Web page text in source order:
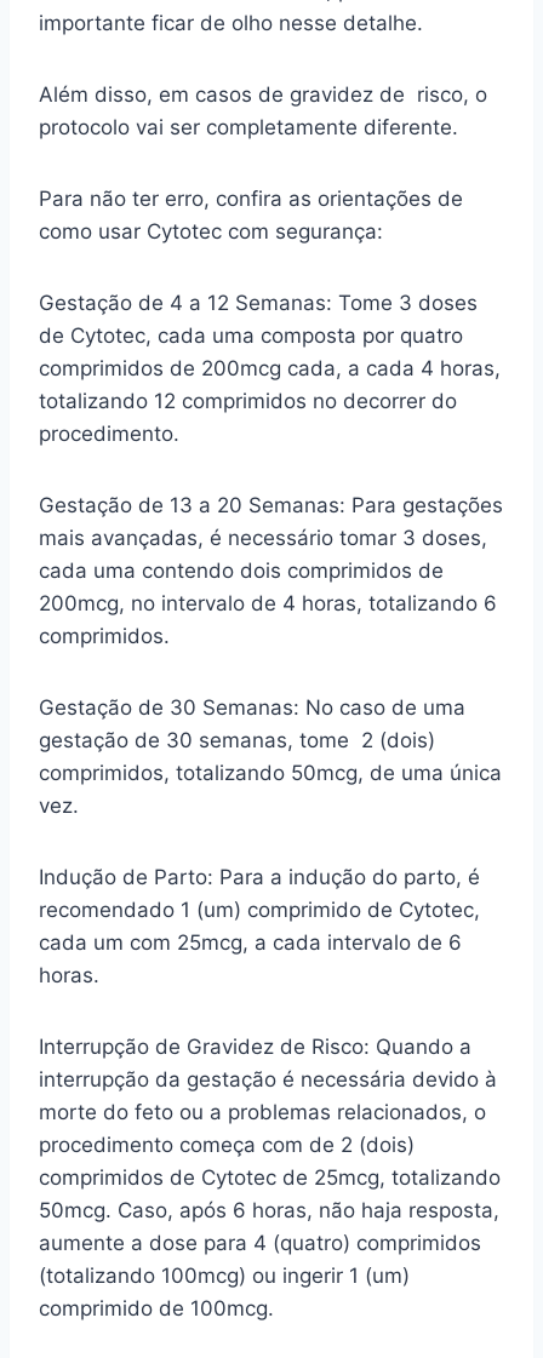
importante ficar de olho nesse detalhe.
Além disso, em casos de gravidez de risco, o
protocolo vai ser completamente diferente.
Para não ter erro, confira as orientações de
como usar Cytotec com segurança:
Gestação de 4 a 12 Semanas: Tome 3 doses
de Cytotec, cada uma composta por quatro
comprimidos de 200mcg cada, a cada 4 horas,
totalizando 12 comprimidos no decorrer do
procedimento.
Gestação de 13 a 20 Semanas: Para gestações
mais avançadas, é necessário tomar 3 doses,
cada uma contendo dois comprimidos de
200mcg, no intervalo de 4 horas, totalizando 6
comprimidos.
Gestação de 30 Semanas: No caso de uma
gestação de 30 semanas, tome 2 (dois)
comprimidos, totalizando 50mcg, de uma única
vez.
Indução de Parto: Para a indução do parto, é
recomendado 1 (um) comprimido de Cytotec,
cada um com 25mcg, a cada intervalo de 6
horas.
Interrupção de Gravidez de Risco: Quando a
interrupção da gestação é necessária devido à
morte do feto ou a problemas relacionados, o
procedimento começa com de 2 (dois)
comprimidos de Cytotec de 25mcg, totalizando
50mcg. Caso, após 6 horas, não haja resposta,
aumente a dose para 4 (quatro) comprimidos
(totalizando 100mcg) ou ingerir 1 (um)
comprimido de 100mcg.